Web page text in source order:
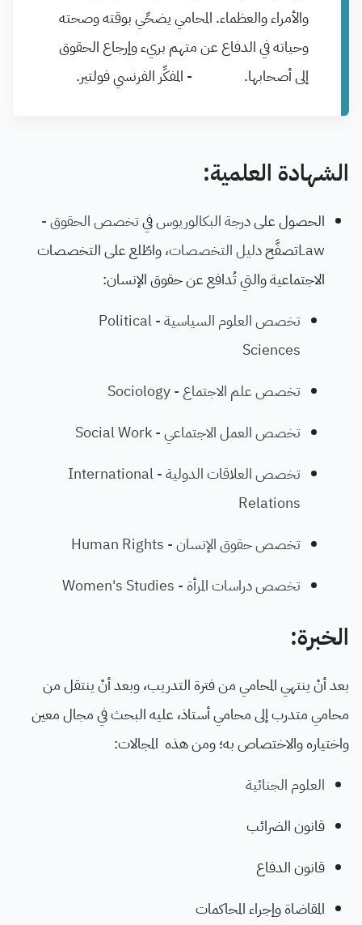
والأمراء والعظماء. المحامي يضحِّي بوقته وصحته
وحياته في الدفاع عن متهم بريء وإرجاع الحقوق
إلى أصحابها. - المفكِّر الفرنسي فولتير.
الشهادة العلمية:
الحصول علىدرجة البكالوريوسفيتخصص الحقوق -
Lawتصفَّحدليل التخصصات،واطّلع على التخصصات
الاجتماعية والتي تُدافع عن حقوق الإنسان:
تخصص العلوم السياسية - Political
Sciences
تخصص علم الاجتماع - Sociology
تخصص العمل الاجتماعي - Social Work
تخصص العلاقات الدولية - International
Relations
تخصص حقوق الإنسان - Human Rights
تخصص دراسات المرأة - Women's Studies
الخبرة:
بعد أنْ ينتهي المحامي من فترة التدريب، وبعد أنْ ينتقل من
محامي متدرب إلى محامي أستاذ، عليه البحث في مجال معين
واختياره والاختصاص به؛ ومن هذه المجالات:
العلوم الجنائية
قانون الضرائب
قانون الدفاع
المقاضاة وإجراء المحاكمات